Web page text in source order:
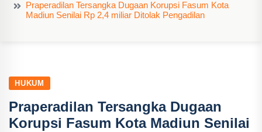
Praperadilan Tersangka Dugaan Korupsi Fasum Kota
Madiun Senilai Rp 2,4 miliar Ditolak Pengadilan
HUKUM
Praperadilan Tersangka Dugaan
Korupsi Fasum Kota Madiun Senilai